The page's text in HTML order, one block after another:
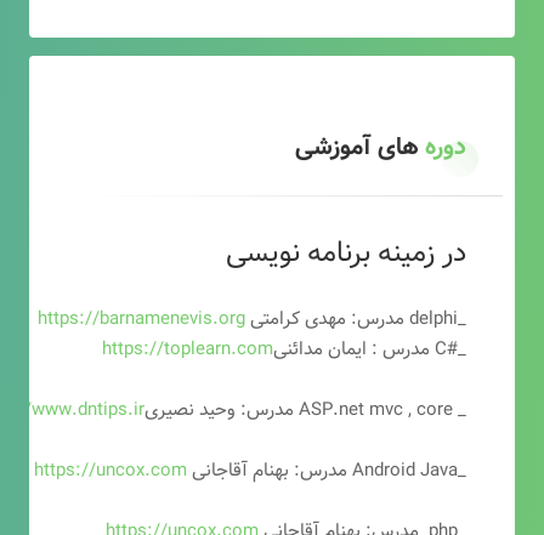
دورههای آموزشی
در زمینه برنامه نویسی
_delphi مدرس: مهدی کرامتی
https://barnamenevis.org
_#C مدرس : ایمان مدائنی
https://toplearn.com
_ ASP.net mvc , core مدرس: وحید نصیری
www.dntips.ir
_Android Java مدرس: بهنام آقاجانی
https://uncox.com